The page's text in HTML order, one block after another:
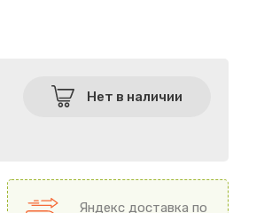
Нет в наличии
Яндекс доставка по